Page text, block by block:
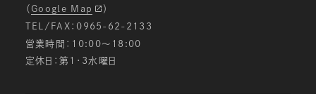
（ Google Map
）
TEL/FAX：0965-62-2133
営業時間：10:00〜18:00
定休日：第1・3水曜日